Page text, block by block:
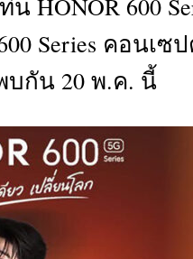
HONOR 600
Series คอนเ
บกัน 20 พ.ค. นี้